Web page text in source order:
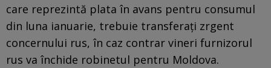
care reprezintă plata în avans pentru consumul
din luna ianuarie, trebuie transferați zrgent
concernului rus, în caz contrar vineri furnizorul
rus va închide robinetul pentru Moldova.